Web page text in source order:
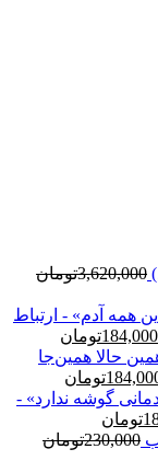
3,620,000تومان
همه آدم» - ارتباط
قیمت
اصلی:
230,000تومان
بود.
184,000تومان
فعلی:
حالا همین‌جا
230,000تومان
تومان
فعلی:
گوشه ندارد» -
تومان
فعلی:230,000تومان